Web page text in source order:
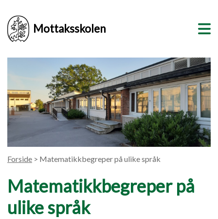
Mottaksskolen
Forside > Matematikkbegreper på ulike språk
Matematikkbegreper på
ulike språk